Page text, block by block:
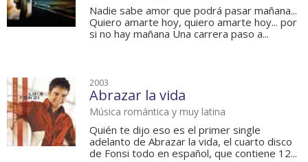
Nadie sabe amor que podrá pasar mañana...
Quiero amarte hoy, quiero amarte hoy... por
si no hay mañana Una carrera paso a...
2003
Abrazar la vida
Música romántica y muy latina
Quién te dijo eso es el primer single
adelanto de Abrazar la vida, el cuarto disco
de Fonsi todo en español, que contiene 12...